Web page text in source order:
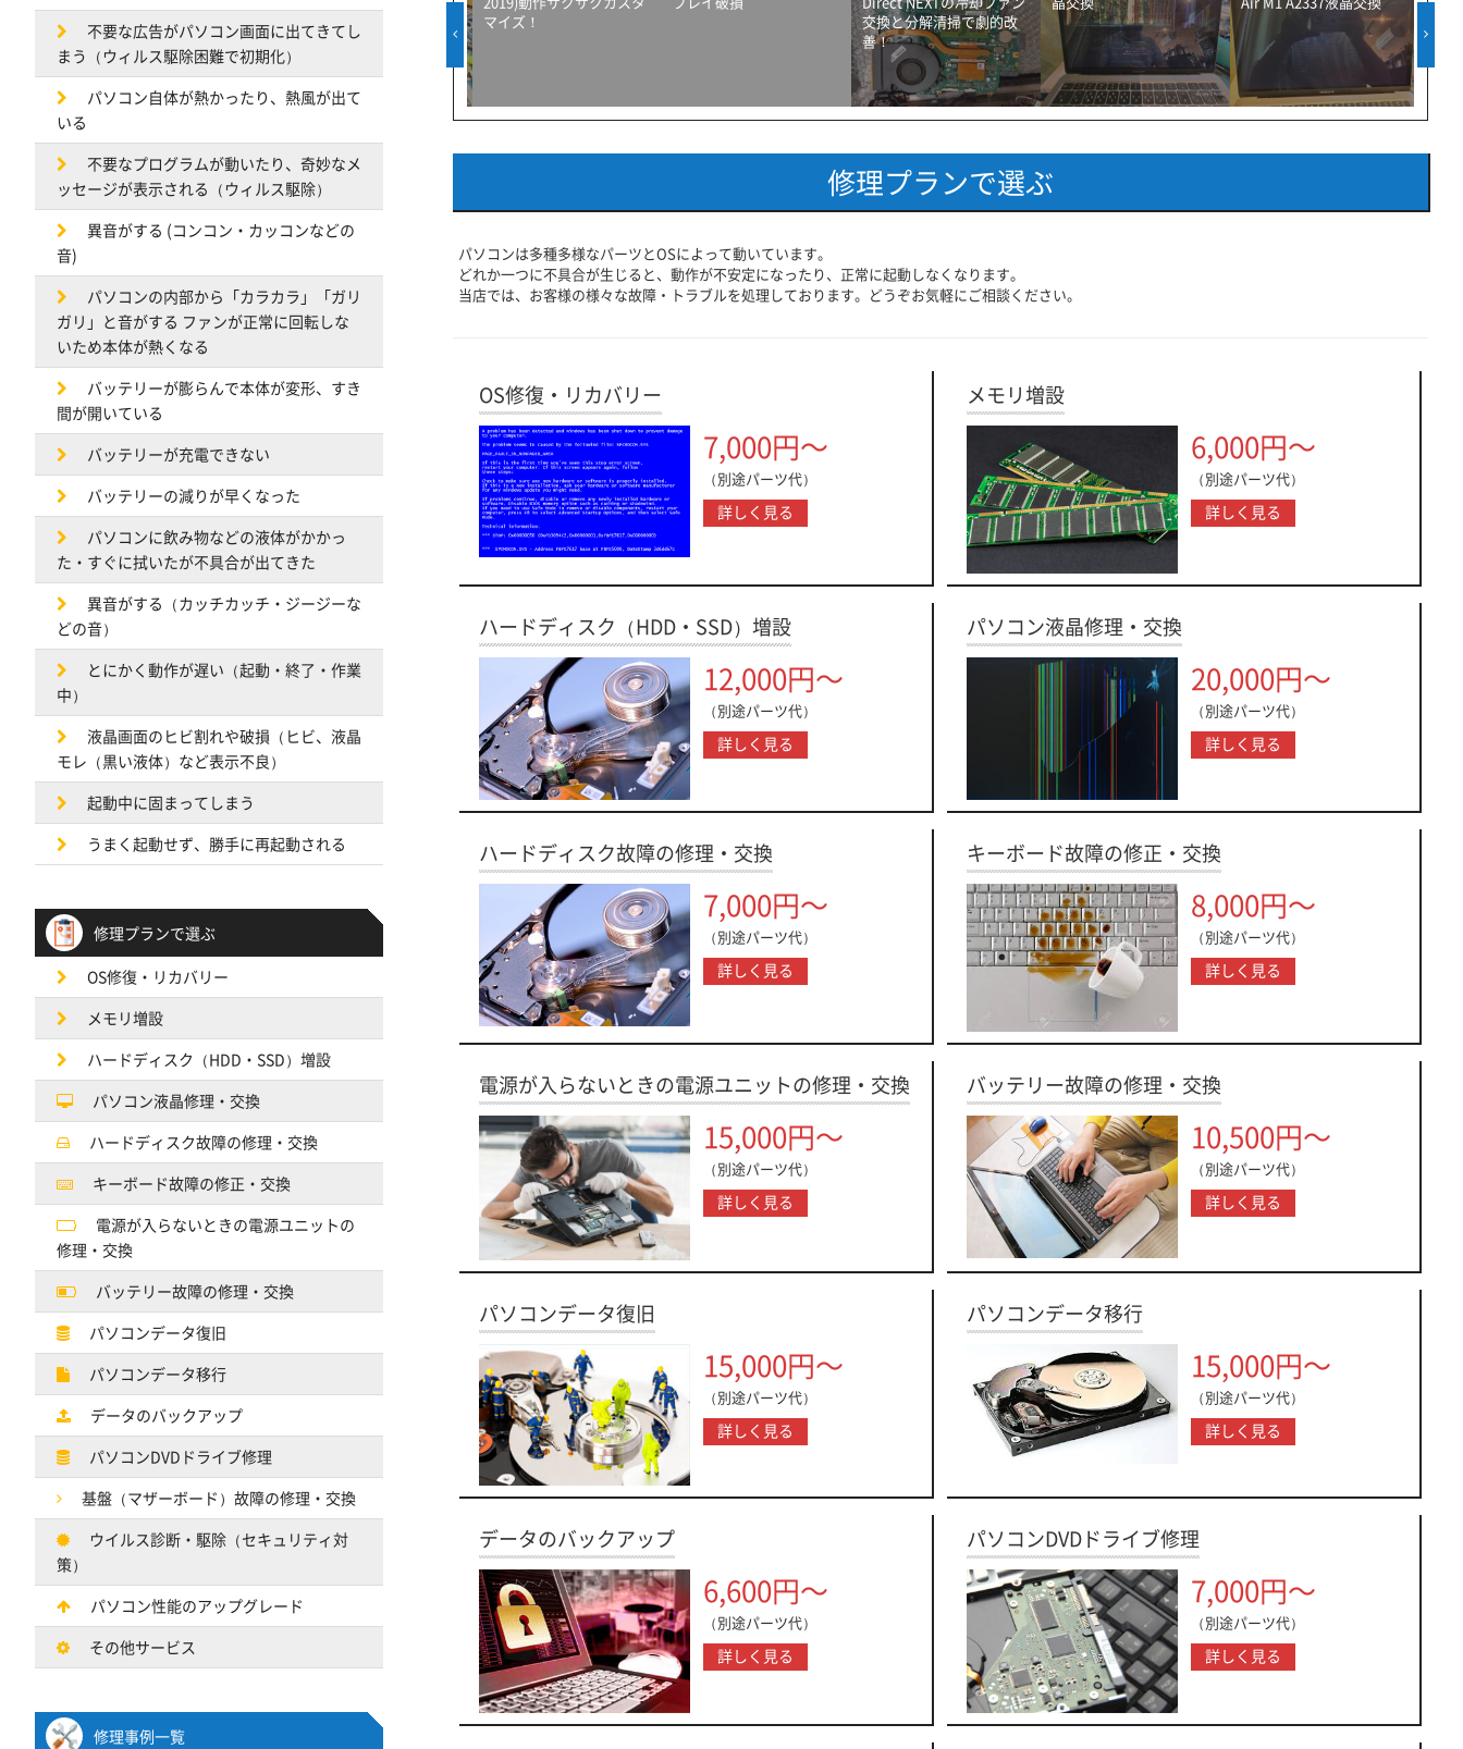
不要な広告がパソコン画面に出てきてし
まう（ウィルス駆除困難で初期化）
パソコン自体が熱かったり、熱風が出て
いる
不要なプログラムが動いたり、奇妙なメ
ッセージが表示される（ウィルス駆除）
異音がする (コンコン・カッコンなどの
音)
パソコンの内部から「カラカラ」「ガリ
ガリ」と音がする ファンが正常に回転しな
いため本体が熱くなる
バッテリーが膨らんで本体が変形、すき
間が開いている
バッテリーが充電できない
バッテリーの減りが早くなった
パソコンに飲み物などの液体がかかっ
た・すぐに拭いたが不具合が出てきた
異音がする（カッチカッチ・ジージーな
どの音）
とにかく動作が遅い（起動・終了・作業
中）
液晶画面のヒビ割れや破損（ヒビ、液晶
モレ（黒い液体）など表示不良）
起動中に固まってしまう
うまく起動せず、勝手に再起動される
修理プランで選ぶ
OS修復・リカバリー
メモリ増設
ハードディスク（HDD・SSD）増設
パソコン液晶修理・交換
ハードディスク故障の修理・交換
キーボード故障の修正・交換
電源が入らないときの電源ユニットの
修理・交換
バッテリー故障の修理・交換
パソコンデータ復旧
パソコンデータ移行
データのバックアップ
パソコンDVDドライブ修理
基盤（マザーボード）故障の修理・交換
ウイルス診断・駆除（セキュリティ対
策）
パソコン性能のアップグレード
その他サービス
修理事例一覧
ス交換修理
マイズ！
交換と分解清掃で劇的改
善！
修理プランで選ぶ
パソコンは多種多様なパーツとOSによって動いています。
どれか一つに不具合が生じると、動作が不安定になったり、正常に起動しなくなります。
当店では、お客様の様々な故障・トラブルを処理しております。どうぞお気軽にご相談ください。
OS修復・リカバリー
7,000円～
（別途パーツ代）
詳しく見る
メモリ増設
6,000円～
（別途パーツ代）
詳しく見る
ハードディスク（HDD・SSD）増設
12,000円～
（別途パーツ代）
詳しく見る
パソコン液晶修理・交換
20,000円～
（別途パーツ代）
詳しく見る
ハードディスク故障の修理・交換
7,000円～
（別途パーツ代）
詳しく見る
キーボード故障の修正・交換
8,000円～
（別途パーツ代）
詳しく見る
電源が入らないときの電源ユニットの修理・交換
15,000円～
（別途パーツ代）
詳しく見る
バッテリー故障の修理・交換
10,500円～
（別途パーツ代）
詳しく見る
パソコンデータ復旧
15,000円～
（別途パーツ代）
詳しく見る
パソコンデータ移行
15,000円～
（別途パーツ代）
詳しく見る
データのバックアップ
6,600円～
（別途パーツ代）
詳しく見る
パソコンDVDドライブ修理
7,000円～
（別途パーツ代）
詳しく見る